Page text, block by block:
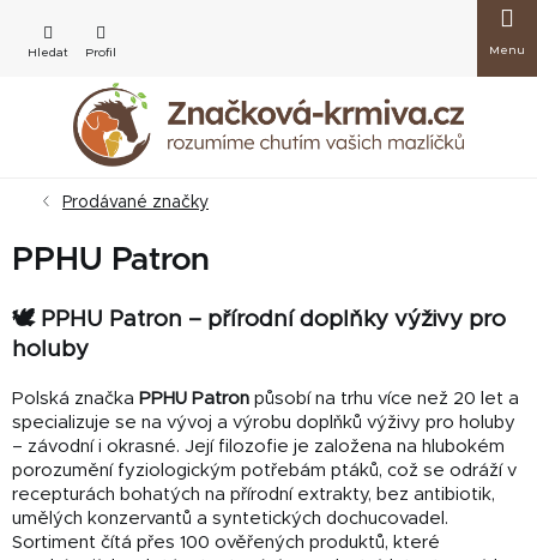
obsah
košík
Prodávané značky
PPHU Patron
🕊️ PPHU Patron – přírodní doplňky výživy pro
holuby
Polská značka PPHU Patron působí na trhu více než 20 let a
specializuje se na vývoj a výrobu doplňků výživy pro holuby
– závodní i okrasné. Její filozofie je založena na hlubokém
porozumění fyziologickým potřebám ptáků, což se odráží v
recepturách bohatých na přírodní extrakty, bez antibiotik,
umělých konzervantů a syntetických dochucovadel.
Sortiment čítá přes 100 ověřených produktů, které